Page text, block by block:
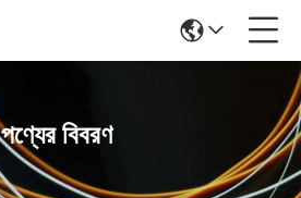
পণ্যের বিবরণ